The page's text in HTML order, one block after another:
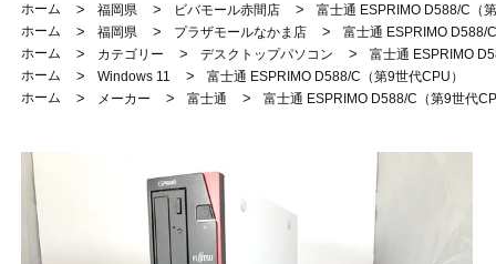
ホーム > 福岡県 > ビバモール赤間店 >
富士通 ESPRIMO D588/C（
ホーム
> 福岡県 > プラザモールなかま店 >
富士通 ESPRIMO D588/
ホーム
> カテゴリー > デスクトップパソコン >
富士通 ESPRIMO
ホーム
> Windows 11 >
富士通 ESPRIMO D588/C（第9世代CPU）
ホーム
> メーカー > 富士通 > 富士通 ESPRIMO D588/C（第9世代